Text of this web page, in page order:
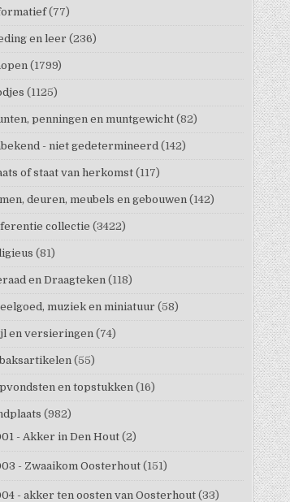
(77)
en leer (236)
(1799)
(1125)
penningen en muntgewicht (82)
- niet gedetermineerd (142)
of staat van herkomst (117)
deuren, meubels en gebouwen (142)
collectie (3422)
(81)
en Draagteken (118)
muziek en miniatuur (58)
en versieringen (74)
(55)
en topstukken (16)
(982)
- Akker in Den Hout (2)
- Zwaaikom Oosterhout (151)
- akker ten oosten van Oosterhout (33)